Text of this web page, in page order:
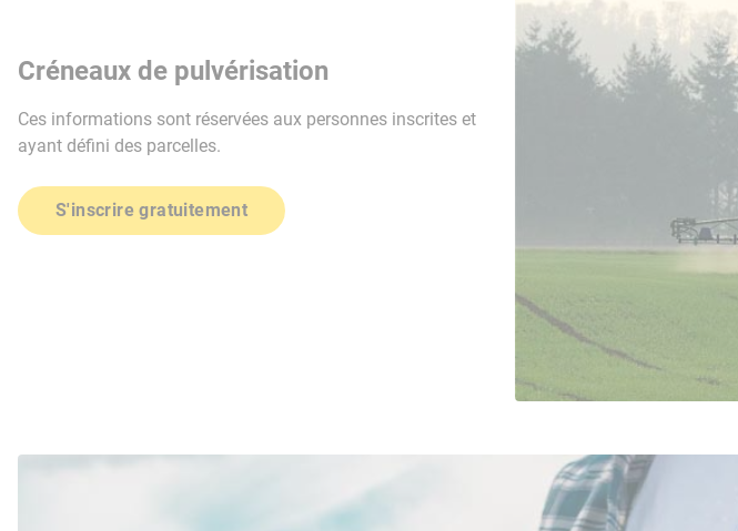
Créneaux de pulvérisation
Ces informations sont réservées aux personnes inscrites et
ayant défini des parcelles.
S'inscrire gratuitement